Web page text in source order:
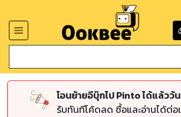
โอนย้ายอีบุ๊กไป Pinto ได้แล้ววั
รับทันทีโค้ดลด ซื้อและอ่านได้ต่อ